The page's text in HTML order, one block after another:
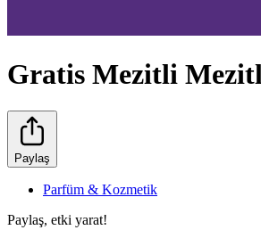
Gratis Mezitli
Paylaş
Parfüm & Kozmetik
Paylaş, etki yarat!